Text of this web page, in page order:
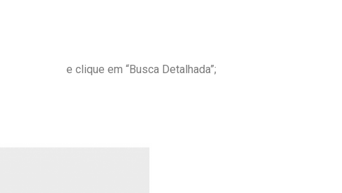
e clique em “Busca Detalhada”;